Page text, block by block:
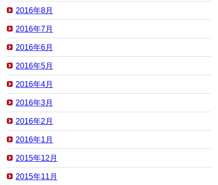
2016年8月
2016年7月
2016年6月
2016年5月
2016年4月
2016年3月
2016年2月
2016年1月
2015年12月
2015年11月